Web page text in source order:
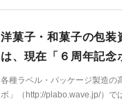
洋菓子・和菓子の包
は、現在「６周年記
各種ラベル・パッケージ製造
ボ」（http://plabo.wave.jp/）で